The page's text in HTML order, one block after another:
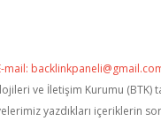
mail:
ve İletişim Kurumu
yazdıkları içeriklerin